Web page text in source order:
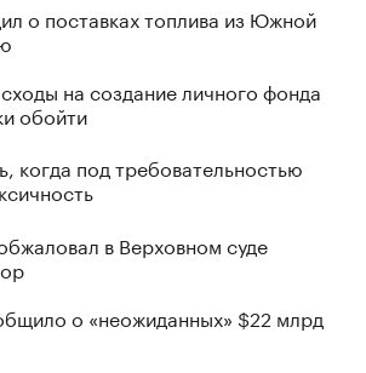
о поставках топлива из Южной
на создание личного фонда
обойти
когда под требовательностью
в Верховном суде
о «неожиданных» $22 млрд